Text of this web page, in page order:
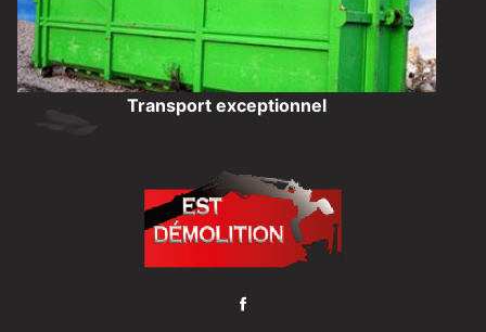
Transport exceptionnel